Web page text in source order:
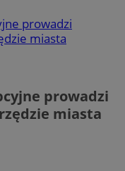
prowadzi
miasta
prowadzi
miasta